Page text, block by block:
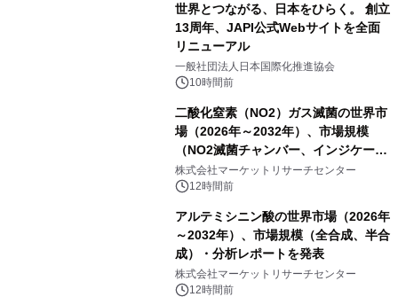
世界とつながる、日本をひらく。 創立
13周年、JAPI公式Webサイトを全面
リニューアル
一般社団法人日本国際化推進協会
10時間前
二酸化窒素（NO2）ガス滅菌の世界市
場（2026年～2032年）、市場規模
（NO2滅菌チャンバー、インジケータ
ーおよびモニタリングシステム、その
他）・分析レポートを発表
株式会社マーケットリサーチセンター
12時間前
アルテミシニン酸の世界市場（2026年
～2032年）、市場規模（全合成、半合
成）・分析レポートを発表
株式会社マーケットリサーチセンター
12時間前